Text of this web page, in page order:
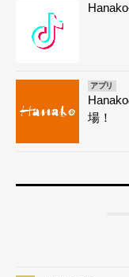
アプリ
場！